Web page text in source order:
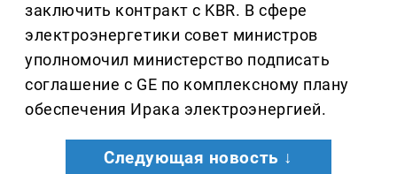
заключить контракт с KBR. В сфере
электроэнергетики совет министров
уполномочил министерство подписать
соглашение с GE по комплексному плану
обеспечения Ирака электроэнергией.
Следующая новость ↓